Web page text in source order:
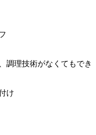
調理技術がなくてもでき
け